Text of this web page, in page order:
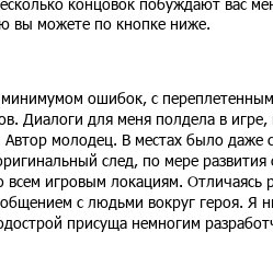
вы можете по кнопке ниже.
ошибок, с
Диалоги для меня полдела в
молодец. В местах было даже
след, по мере развития
всем игровым локациям. Отличаясь
с людьми вокруг героя. Я
присуща немногим